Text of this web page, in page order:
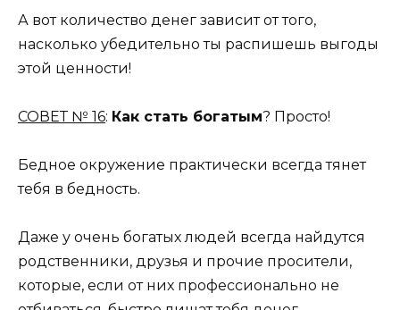
А вот количество денег зависит от того,
насколько убедительно ты распишешь выгоды
этой ценности!
СОВЕТ № 16: Как стать богатым? Просто!
Бедное окружение практически всегда тянет
тебя в бедность.
Даже у очень богатых людей всегда найдутся
родственники, друзья и прочие просители,
которые, если от них профессионально не